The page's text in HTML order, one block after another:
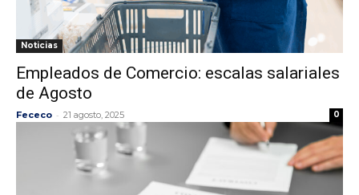
Noticias
Empleados de Comercio: escalas salariales
de Agosto
Fececo - 21 agosto, 2025 0